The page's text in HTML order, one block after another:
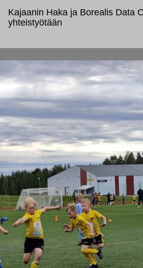
Kajaanin Haka ja Borealis Data
yhteistyötään